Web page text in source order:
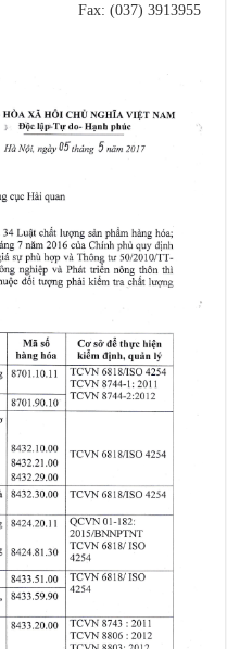
Fax: (037) 3913955